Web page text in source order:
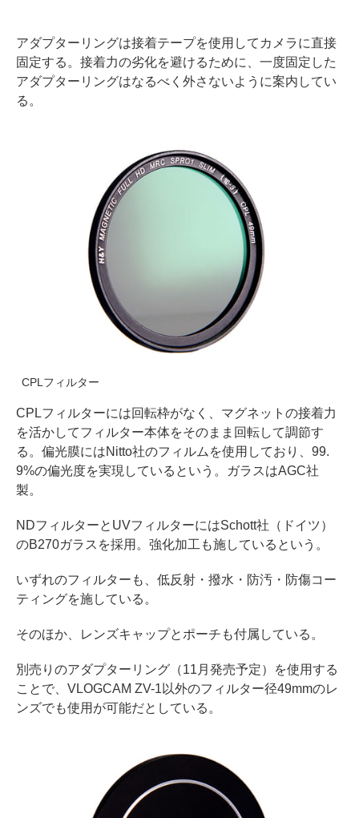
アダプターリングは接着テープを使用してカメラに直接
固定する。接着力の劣化を避けるために、一度固定した
アダプターリングはなるべく外さないように案内してい
る。
CPLフィルター
CPLフィルターには回転枠がなく、マグネットの接着力
を活かしてフィルター本体をそのまま回転して調節す
る。偏光膜にはNitto社のフィルムを使用しており、99.
9%の偏光度を実現しているという。ガラスはAGC社
製。
NDフィルターとUVフィルターにはSchott社（ドイツ）
のB270ガラスを採用。強化加工も施しているという。
いずれのフィルターも、低反射・撥水・防汚・防傷コー
ティングを施している。
そのほか、レンズキャップとポーチも付属している。
別売りのアダプターリング（11月発売予定）を使用する
ことで、VLOGCAM ZV-1以外のフィルター径49mmのレ
ンズでも使用が可能だとしている。